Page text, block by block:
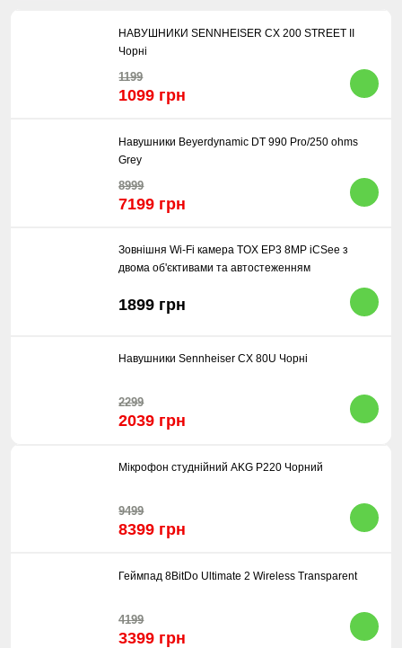
НАВУШНИКИ SENNHEISER CX 200 STREET II
Чорні
1199
1099 грн
Навушники Beyerdynamic DT 990 Pro/250 ohms
Grey
8999
7199 грн
Зовнішня Wi-Fi камера TOX EP3 8MP iCSee з
двома об'єктивами та автостеженням
1899 грн
Навушники Sennheiser CX 80U Чорні
2299
2039 грн
Мікрофон студнійний AKG P220 Чорний
9499
8399 грн
Геймпад 8BitDo Ultimate 2 Wireless Transparent
4199
3399 грн